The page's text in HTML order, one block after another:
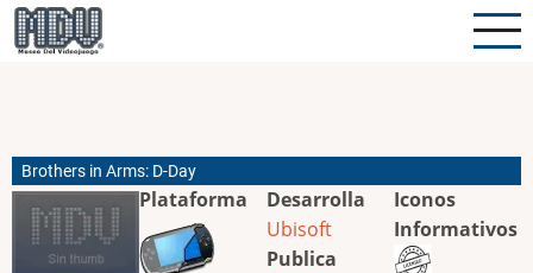
Pasar
al
Brothers in Arms: D-Day
Plataforma
Desarrolla
Ubisoft
Publica
Iconos
Informativos